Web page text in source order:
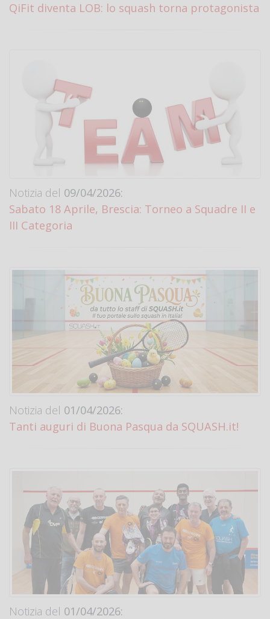
QiFit diventa LOB: lo squash torna protagonista
Notizia del 09/04/2026:
Sabato 18 Aprile, Brescia: Torneo a Squadre II e
III Categoria
Notizia del 01/04/2026:
Tanti auguri di Buona Pasqua da SQUASH.it!
Notizia del 01/04/2026: